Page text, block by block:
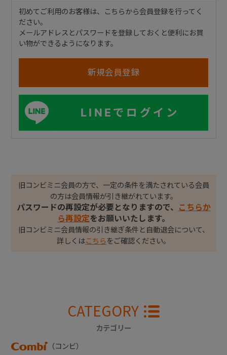
初めてご利用のお客様は、こちらから会員登録を行ってく
ださい。
メールアドレスとパスワードを登録しておくと便利にお買
い物ができるようになります。
LINEでログイン
旧コンビミニ会員の方で、一定の条件を満たされている会員
の方は会員情報が引き継がれています。
パスワードの再設定が必要となりますので、
こちらか
ら再設定をお願いいたします。
旧コンビミニ会員情報の引き継ぎ条件と自動退会について、
詳しくはこちら をご確認ください。
CATEGORY
カテゴリー
（コンビ）